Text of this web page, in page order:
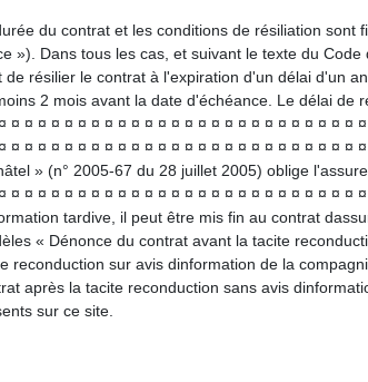
du contrat et les conditions de résiliation
»). Dans tous les cas, et suivant le texte du
de résilier le contrat à l'expiration d'un délai d'un
2 mois avant la date d'échéance. Le délai de
¤ ¤ ¤ ¤ ¤ ¤ ¤ ¤ ¤ ¤ ¤ ¤ ¤ ¤ ¤ ¤ ¤ ¤ ¤ ¤ ¤ ¤ ¤ ¤ ¤ ¤
¤ ¤ ¤ ¤ ¤ ¤ ¤ ¤ ¤ ¤ ¤ ¤ ¤ ¤ ¤ ¤ ¤ ¤ ¤ ¤ ¤ ¤ ¤ ¤ ¤ ¤
» (n° 2005-67 du 28 juillet 2005) oblige
¤ ¤ ¤ ¤ ¤ ¤ ¤ ¤ ¤ ¤ ¤ ¤ ¤ ¤ ¤ ¤ ¤ ¤ ¤ ¤ ¤ ¤ ¤ ¤ ¤ ¤
tardive, il peut être mis fin au contrat
« Dénonce du contrat avant la tacite
reconduction sur avis dinformation de la
après la tacite reconduction sans avis
sur ce site.